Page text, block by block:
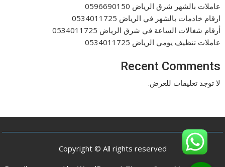
عاملات بالشهر شرق الرياض 0596690150
ارقام خادمات بالشهر في الرياض 0534011725
أرقام شغالات الساعة في شرق الرياض 0534011725
عاملات تنظيف يومي الرياض 0534011725
Recent Comments
لا توجد تعليقات للعرض.
Copyright © All rights reserved